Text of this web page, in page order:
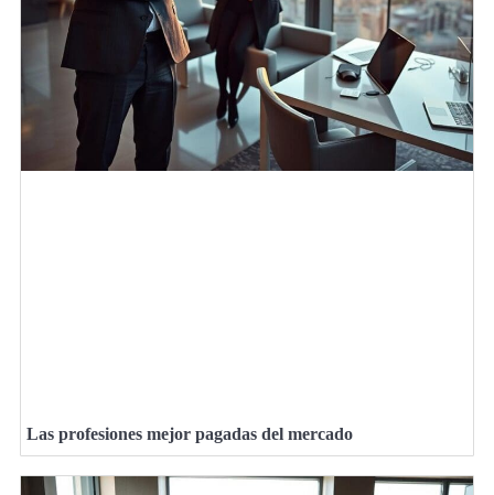
Las profesiones mejor pagadas del mercado